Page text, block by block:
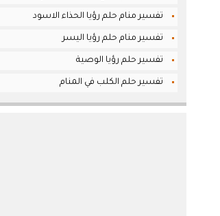
تفسير منام حلم رؤيا الحذاء الاسود
تفسير منام حلم رؤيا اليسر
تفسير حلم رؤيا الوصية
تفسير حلم الكلب في المنام